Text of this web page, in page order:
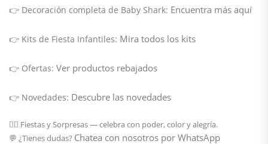
👉 Decoración completa de Baby Shark: Encuentra más aquí
👉 Kits de Fiesta Infantiles: Mira todos los kits
👉 Ofertas: Ver productos rebajados
👉 Novedades: Descubre las novedades
🦸‍♂️ Fiestas y Sorpresas—celebra con poder, color y alegría.
💬 ¿Tienes dudas? Chatea con nosotros por WhatsApp